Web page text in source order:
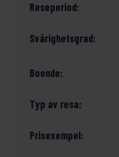
Reseperiod:
Svårighetsgrad:
Boende:
Typ av resa:
Prisexempel: